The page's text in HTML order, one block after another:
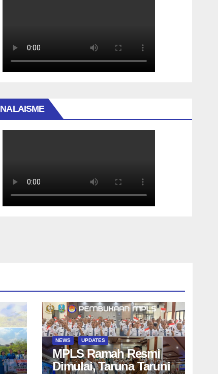
NALAISME
NEWS UPDATES
MPLS Ramah Resmi
Dimulai, Taruna Taruni